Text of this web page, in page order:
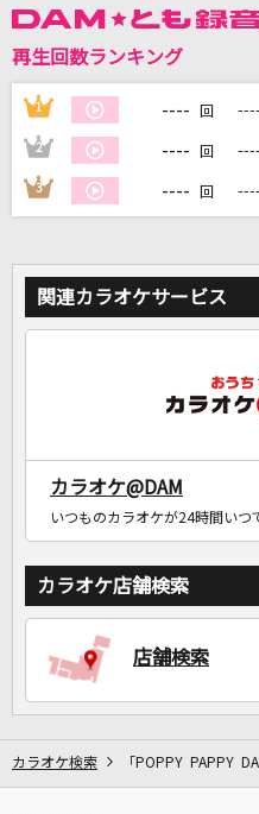
DAMに会員登
自宅でカラ
家族や友達と
再生回数ランキング
1 ---- 回 ----
2 ---- 回 ----
3 ---- 回 ----
関連カラオケサービス
カラオケ@DAM
いつものカラオケが24時間いつ
カラオケ店舗検索
店舗検索
カラオケ検索 「POPPY PAPPY